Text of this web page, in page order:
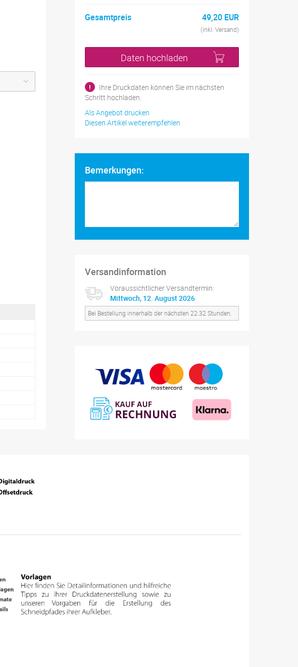
Gesamtpreis 49,20 EUR
(inkl. Versand)
Daten hochladen
!
Ihre Druckdaten können Sie im nächsten
Schritt hochladen.
Als Angebot drucken
Diesen Artikel weiterempfehlen
Bemerkungen:
Versandinformation
Voraussichtlicher Versandtermin:
Mittwoch, 12. August 2026
Bei Bestellung innerhalb der nächsten 22:32 Stunden.